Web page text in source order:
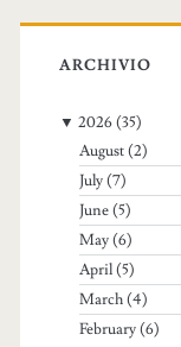
ARCHIVIO
▼ 2026 (35)
August (2)
July (7)
June (5)
May (6)
April (5)
March (4)
February (6)